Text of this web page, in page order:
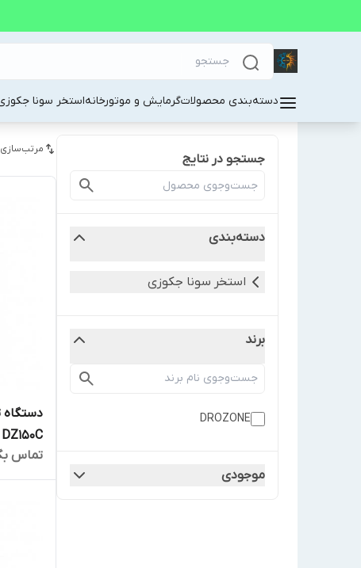
دسته‌بندی محصولاتگرمایش و موتورخانهاستخر سونا
جستجو در نتایج
دسته‌بندی
استخر سونا جکوزی
برند
DROZONE
موجودی
DZ150C
تماس